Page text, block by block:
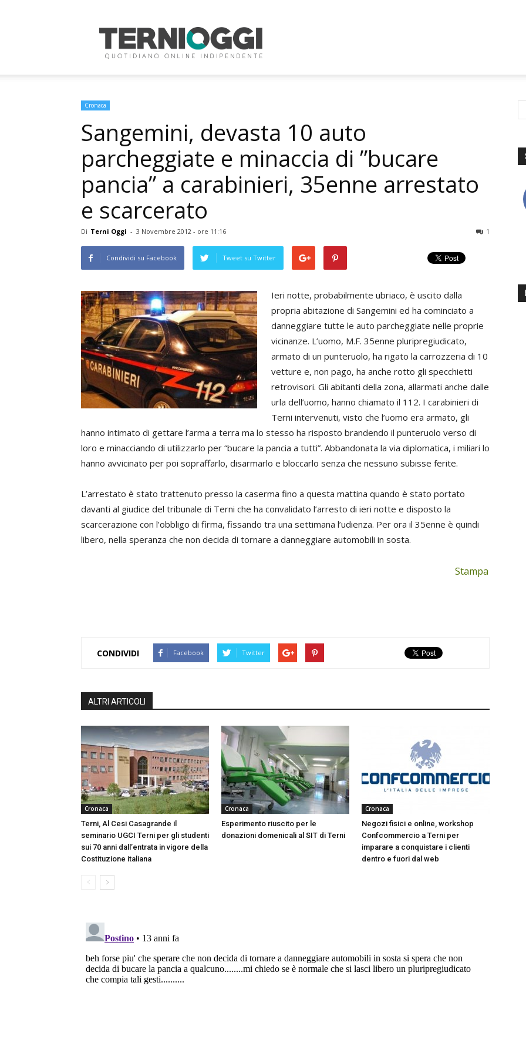
Oggi
Cronaca
Sangemini, devasta 10 auto
parcheggiate e minaccia di ”bucare
pancia” a carabinieri, 35enne arrestato
e scarcerato
Di Terni Oggi - 3 Novembre 2012 - ore 11:16 1
Condividi su Facebook Tweet su Twitter
Ieri notte, probabilmente ubriaco, è uscito dalla
propria abitazione di Sangemini ed ha cominciato a
danneggiare tutte le auto parcheggiate nelle proprie
vicinanze. L’uomo, M.F. 35enne pluripregiudicato,
armato di un punteruolo, ha rigato la carrozzeria di 10
vetture e, non pago, ha anche rotto gli specchietti
retrovisori. Gli abitanti della zona, allarmati anche dalle
urla dell’uomo, hanno chiamato il 112. I carabinieri di
Terni intervenuti, visto che l’uomo era armato, gli
hanno intimato di gettare l’arma a terra ma lo stesso ha risposto brandendo il punteruolo verso di
loro e minacciando di utilizzarlo per “bucare la pancia a tutti”. Abbandonata la via diplomatica, i miliari lo
hanno avvicinato per poi sopraffarlo, disarmarlo e bloccarlo senza che nessuno subisse ferite.
L’arrestato è stato trattenuto presso la caserma fino a questa mattina quando è stato portato
davanti al giudice del tribunale di Terni che ha convalidato l’arresto di ieri notte e disposto la
scarcerazione con l’obbligo di firma, fissando tra una settimana l’udienza. Per ora il 35enne è quindi
libero, nella speranza che non decida di tornare a danneggiare automobili in sosta.
Stampa
CONDIVIDI Facebook Twitter
ALTRI ARTICOLI
Cronaca
Terni, Al Cesi Casagrande il
seminario UGCI Terni per gli studenti
sui 70 anni dall’entrata in vigore della
Costituzione italiana
Cronaca
Esperimento riuscito per le
donazioni domenicali al SIT di Terni
Cronaca
Negozi fisici e online, workshop
Confcommercio a Terni per
imparare a conquistare i clienti
dentro e fuori dal web